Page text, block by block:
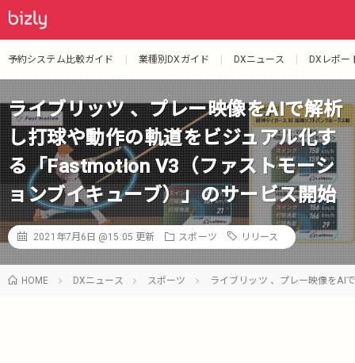
予約システム比較ガイド 業種別DXガイド DXニュース DXレポー
ライブリッツ 、プレー映像をAIで解析
し打球や動作の軌道をビジュアル化す
る「Fastmotion V3（ファストモーシ
ョンブイキューブ）」のサービス開始
2021年7月6日 @15:05 更新 スポーツ リリース
HOME DXニュース スポーツ ライブリッツ 、プレー映像をAI